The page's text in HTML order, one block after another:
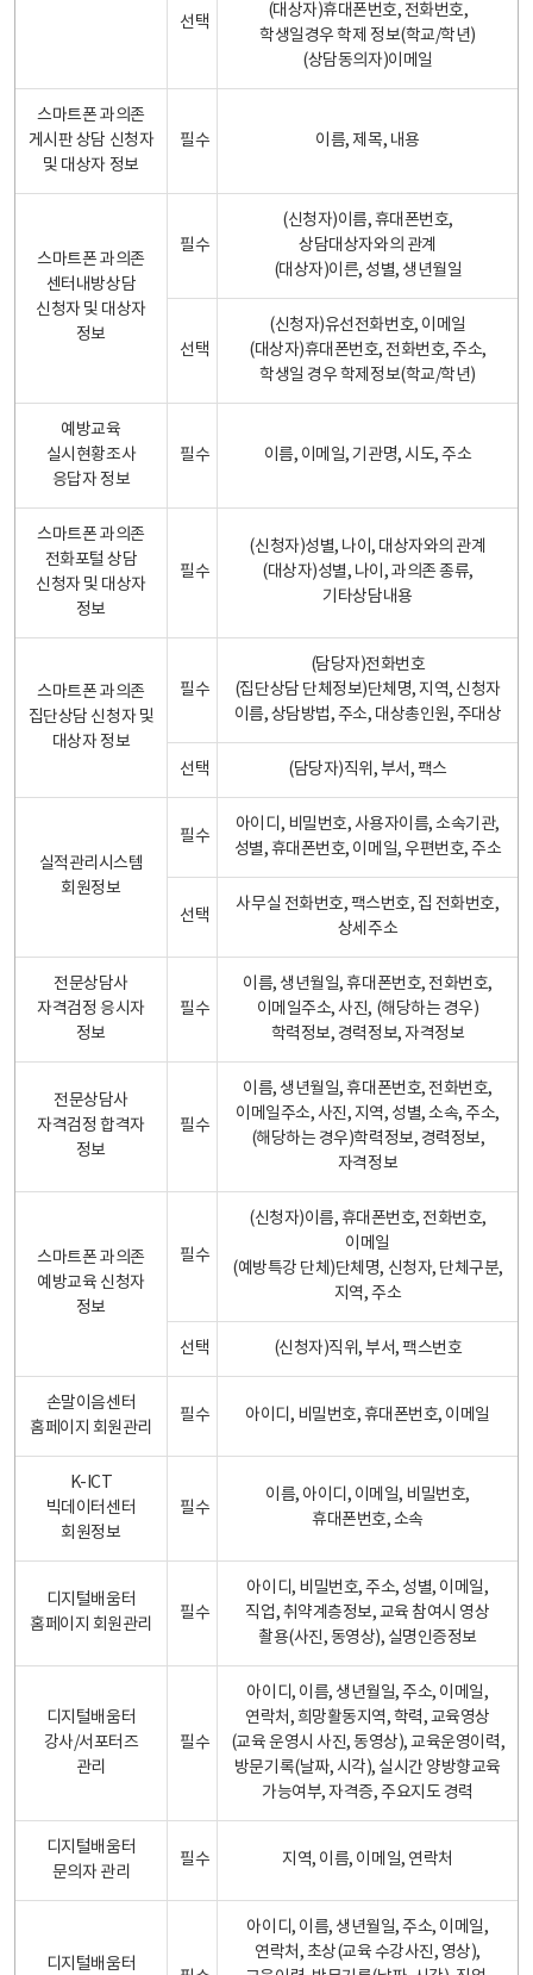
선택
(대상자)휴대폰번호, 전화번호,
학생일경우 학제 정보(학교/학년)
(상담동의자)이메일
스마트폰 과의존
게시판 상담 신청자
및 대상자 정보
필수 이름, 제목, 내용
스마트폰 과의존
센터내방상담
신청자 및 대상자
정보
필수
(신청자)이름, 휴대폰번호,
상담대상자와의 관계
(대상자)이른, 성별, 생년월일
선택
(신청자)유선전화번호, 이메일
(대상자)휴대폰번호, 전화번호, 주소,
학생일 경우 학제정보(학교/학년)
예방교육
실시현황조사
응답자 정보
필수 이름, 이메일, 기관명, 시도, 주소
스마트폰 과의존
전화포털 상담
신청자 및 대상자
정보
필수
(신청자)성별, 나이, 대상자와의 관계
(대상자)성별, 나이, 과의존 종류,
기타상담내용
스마트폰 과의존
집단상담 신청자 및
대상자 정보
필수
(담당자)전화번호
(집단상담 단체정보)단체명, 지역, 신청자
이름, 상담방법, 주소, 대상총인원, 주대상
선택 (담당자)직위, 부서, 팩스
실적관리시스템
회원정보
필수
아이디, 비밀번호, 사용자이름, 소속기관,
성별, 휴대폰번호, 이메일, 우편번호, 주소
선택
사무실 전화번호, 팩스번호, 집 전화번호,
상세주소
전문상담사
자격검정 응시자
정보
필수
이름, 생년월일, 휴대폰번호, 전화번호,
이메일주소, 사진, (해당하는 경우)
학력정보, 경력정보, 자격정보
전문상담사
자격검정 합격자
정보
필수
이름, 생년월일, 휴대폰번호, 전화번호,
이메일주소, 사진, 지역, 성별, 소속, 주소,
(해당하는 경우)학력정보, 경력정보,
자격정보
스마트폰 과의존
예방교육 신청자
정보
필수
(신청자)이름, 휴대폰번호, 전화번호,
이메일
(예방특강 단체)단체명, 신청자, 단체구분,
지역, 주소
선택 (신청자)직위, 부서, 팩스번호
손말이음센터
홈페이지 회원관리
필수 아이디, 비밀번호, 휴대폰번호, 이메일
K-ICT
빅데이터센터
회원정보
필수
이름, 아이디, 이메일, 비밀번호,
휴대폰번호, 소속
디지털배움터
홈페이지 회원관리
필수
아이디, 비밀번호, 주소, 성별, 이메일,
직업, 취약계층정보, 교육 참여시 영상
촬용(사진, 동영상), 실명인증정보
디지털배움터
강사/서포터즈
관리
필수
아이디, 이름, 생년월일, 주소, 이메일,
연락처, 희망활동지역, 학력, 교육영상
(교육 운영시 사진, 동영상), 교육운영이력,
방문기록(날짜, 시각), 실시간 양방향교육
가능여부, 자격증, 주요지도 경력
디지털배움터
문의자 관리
필수 지역, 이름, 이메일, 연락처
디지털배움터
아이디, 이름, 생년월일, 주소, 이메일,
연락처, 초상(교육 수강사진, 영상),